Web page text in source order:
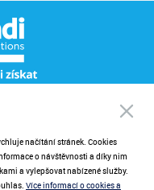
prosím váš e-mail.
se zasíláním novinek.
načítání stránek. Cookies
o návštěvnosti a díky nim
a vylepšovat nabízené služby.
Více informací o cookies a